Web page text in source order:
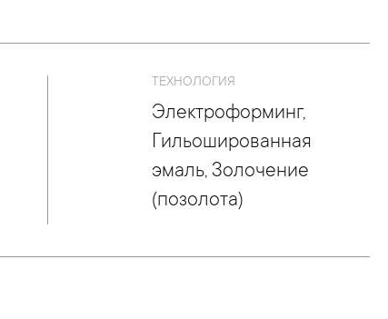
ТЕХНОЛОГИЯ
Электроформинг,
Гильошированная
эмаль, Золочение
(позолота)